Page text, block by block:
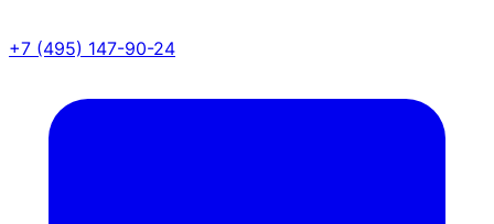
+7 (495) 147-90-24